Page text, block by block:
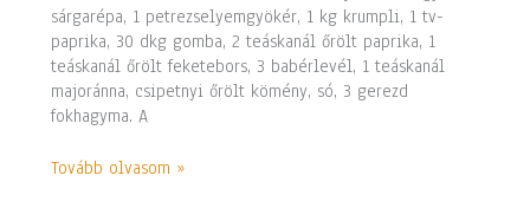
sárgarépa, 1 petrezselyemgyökér, 1 kg krumpli, 1 tv-
paprika, 30 dkg gomba, 2 teáskanál őrölt paprika, 1
teáskanál őrölt feketebors, 3 babérlevél, 1 teáskanál
majoránna, csipetnyi őrölt kömény, só, 3 gerezd
fokhagyma. A
Tovább olvasom »